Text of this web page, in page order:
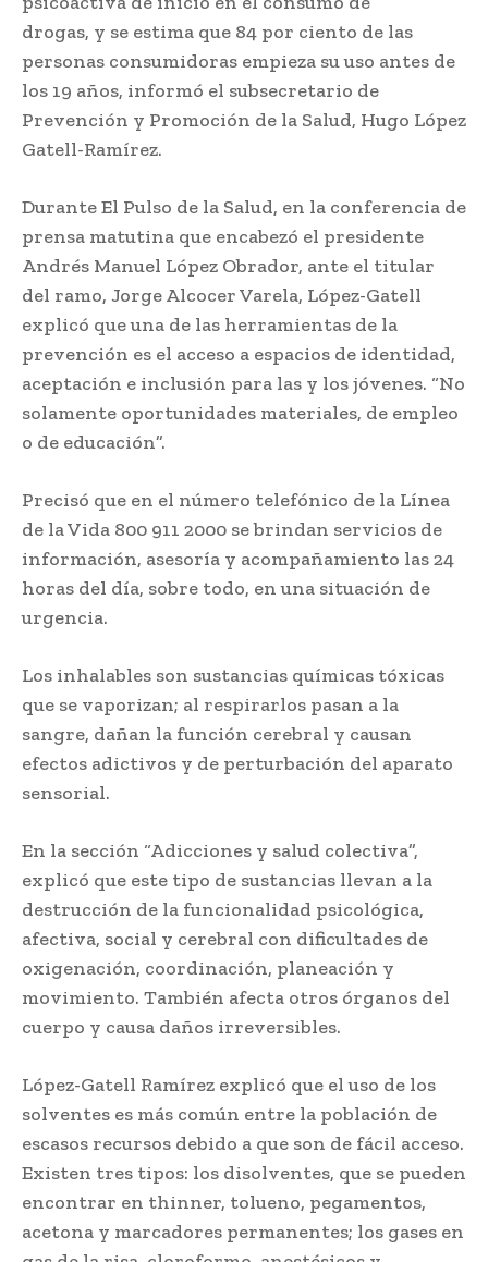
drogas, y se estima que 84 por ciento de las
personas consumidoras empieza su uso antes de
los 19 años, informó el subsecretario de
Prevención y Promoción de la Salud, Hugo López
Gatell-Ramírez.
Durante El Pulso de la Salud, en la conferencia de
prensa matutina que encabezó el presidente
Andrés Manuel López Obrador, ante el titular
del ramo, Jorge Alcocer Varela, López-Gatell
explicó que una de las herramientas de la
prevención es el acceso a espacios de identidad,
aceptación e inclusión para las y los jóvenes. “No
solamente oportunidades materiales, de empleo
o de educación”.
Precisó que en el número telefónico de la Línea
de la Vida 800 911 2000 se brindan servicios de
información, asesoría y acompañamiento las 24
horas del día, sobre todo, en una situación de
urgencia.
Los inhalables son sustancias químicas tóxicas
que se vaporizan; al respirarlos pasan a la
sangre, dañan la función cerebral y causan
efectos adictivos y de perturbación del aparato
sensorial.
En la sección “Adicciones y salud colectiva”,
explicó que este tipo de sustancias llevan a la
destrucción de la funcionalidad psicológica,
afectiva, social y cerebral con dificultades de
oxigenación, coordinación, planeación y
movimiento. También afecta otros órganos del
cuerpo y causa daños irreversibles.
López-Gatell Ramírez explicó que el uso de los
solventes es más común entre la población de
escasos recursos debido a que son de fácil acceso.
Existen tres tipos: los disolventes, que se pueden
encontrar en thinner, tolueno, pegamentos,
acetona y marcadores permanentes; los gases en